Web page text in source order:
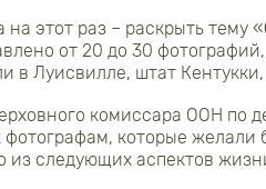
на этот раз – раскрыть тему «
от 20 до 30
в Луисвилле, штат
комиссара ООН
которые желали
из следующих аспектов